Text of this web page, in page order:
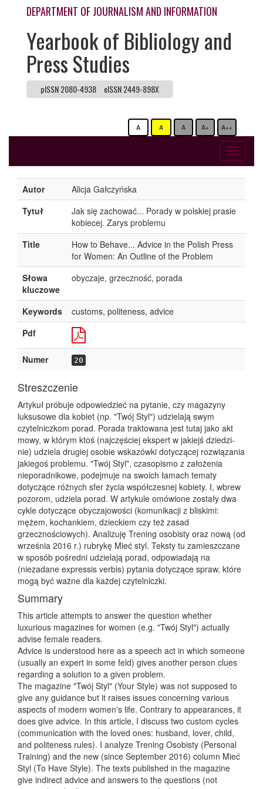
DEPARTMENT OF JOURNALISM AND INFORMATION
Yearbook of Bibliology and
Press Studies
pISSN 2080-4938 eISSN 2449-898X
A A A A+ A++
Toggle
Autor
Alicja Gałczyńska
Tytuł
Jak się zachować... Porady w polskiej prasie
kobiecej. Zarys problemu
Title
How to Behave... Advice in the Polish Press
for Women: An Outline of the Problem
Słowa
kluczowe
obyczaje, grzeczność, porada
Keywords
customs, politeness, advice
Pdf
Numer 20
Streszczenie
Artykuł próbuje odpowiedzieć na pytanie, czy magazyny
luksusowe dla kobiet (np. "Twój Styl") udzielają swym
czytelniczkom porad. Porada traktowana jest tutaj jako akt
mowy, w którym ktoś (najczęściej ekspert w jakiejś dziedzi-
nie) udziela drugiej osobie wskazówki dotyczącej rozwiązania
jakiegoś problemu. "Twój Styl", czasopismo z założenia
nieporadnikowe, podejmuje na swoich łamach tematy
dotyczące różnych sfer życia współczesnej kobiety. I, wbrew
pozorom, udziela porad. W artykule omówione zostały dwa
cykle dotyczące obyczajowości (komunikacji z bliskimi:
mężem, kochankiem, dzieckiem czy też zasad
grzecznościowych). Analizuję Trening osobisty oraz nową (od
września 2016 r.) rubrykę Mieć styl. Teksty tu zamieszczane
w sposób pośredni udzielają porad, odpowiadają na
(niezadane expressis verbis) pytania dotyczące spraw, które
mogą być ważne dla każdej czytelniczki.
Summary
This article attempts to answer the question whether
luxurious magazines for women (e.g. "Twój Styl") actually
advise female readers.
Advice is understood here as a speech act in which someone
(usually an expert in some feld) gives another person clues
regarding a solution to a given problem.
The magazine "Twój Styl" (Your Style) was not supposed to
give any guidance but it raises issues concerning various
aspects of modern women's life. Contrary to appearances, it
does give advice. In this article, I discuss two custom cycles
(communication with the loved ones: husband, lover, child,
and politeness rules). I analyze Trening Osobisty (Personal
Training) and the new (since September 2016) column Mieć
Styl (To Have Style). The texts published in the magazine
give indirect advice and answers to the questions (not